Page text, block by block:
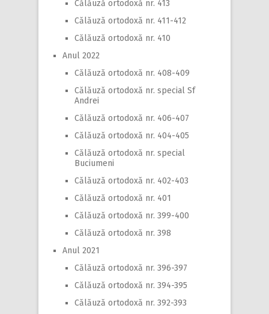
Călăuză ortodoxă nr. 413
Călăuză ortodoxă nr. 411-412
Călăuză ortodoxă nr. 410
Anul 2022
Călăuză ortodoxă nr. 408-409
Călăuză ortodoxă nr. special Sf
Andrei
Călăuză ortodoxă nr. 406-407
Călăuză ortodoxă nr. 404-405
Călăuză ortodoxă nr. special
Buciumeni
Călăuză ortodoxă nr. 402-403
Călăuză ortodoxă nr. 401
Călăuză ortodoxă nr. 399-400
Călăuză ortodoxă nr. 398
Anul 2021
Călăuză ortodoxă nr. 396-397
Călăuză ortodoxă nr. 394-395
Călăuză ortodoxă nr. 392-393